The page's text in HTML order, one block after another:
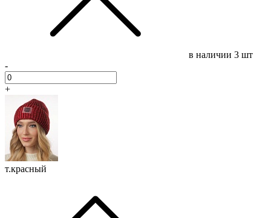
в наличии 3 шт
-
+
т.красный